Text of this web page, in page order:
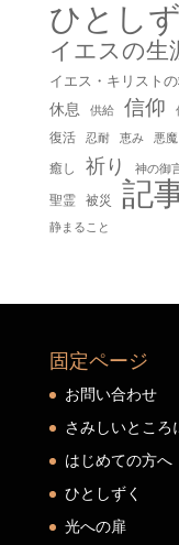
ひとしず
イエスの生
イエス・キリスト
休息 供給 信仰
復活
忍耐 恵み 悪魔
癒し
祈り 神の御
聖霊 被災 記
静まること
固定ページ
お問い合わせ
さみしいところ
はじめての方へ
ひとしずく
光への扉